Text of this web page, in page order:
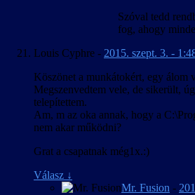
Szóval tedd
fog, ahogy
Louis Cyphre - 2015. szept. 3. -
Köszönet a munkátokért, egy álom
Megszenvedtem vele, de sikerült,
telepítettem.
Am, m az oka annak, hogy a
nem akar működni?
Grat a csapatnak még1x.:)
Válasz ↓
Mr. Fusion -